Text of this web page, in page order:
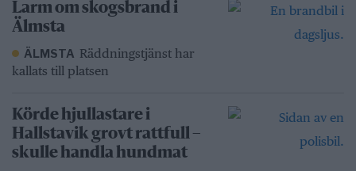
Larm om skogsbrand i
Älmsta
ÄLMSTA Räddningstjänst har
kallats till platsen
Körde hjullastare i
Hallstavik grovt rattfull –
skulle handla hundmat